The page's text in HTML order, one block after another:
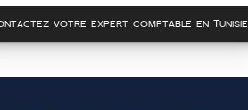
votre expert comptable en Tunisie